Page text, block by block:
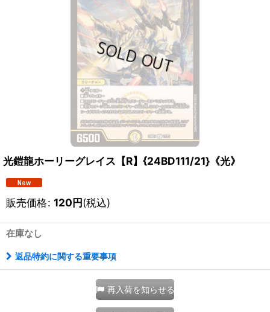
光鎧龍ホーリーグレイス【R】{24BD111/21}《光》
販売価格: 120円(税込)
在庫なし
返品特約に関する重要事項
再入荷を知らせる